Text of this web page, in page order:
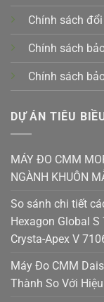
Chính sách
Chính sách
Chính sách
DỰ ÁN TIÊU
MÁY ĐO CMM
NGÀNH KHUÔN
So sánh chi tiết
Hexagon Global
Crysta-Apex V
Máy Đo CMM
Thành So Với